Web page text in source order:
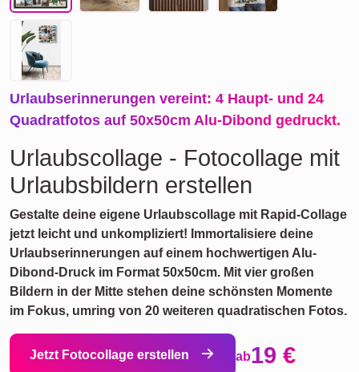
Urlaubserinnerungen vereint: 4 Haupt- und 24
Quadratfotos auf 50x50cm Alu-Dibond gedruckt.
Urlaubscollage - Fotocollage mit
Urlaubsbildern erstellen
Gestalte deine eigene Urlaubscollage mit Rapid-Collage
jetzt leicht und unkompliziert! Immortalisiere deine
Urlaubserinnerungen auf einem hochwertigen Alu-
Dibond-Druck im Format 50x50cm. Mit vier großen
Bildern in der Mitte stehen deine schönsten Momente
im Fokus, umring von 20 weiteren quadratischen Fotos.
Jetzt Fotocollage erstellen ab19 €